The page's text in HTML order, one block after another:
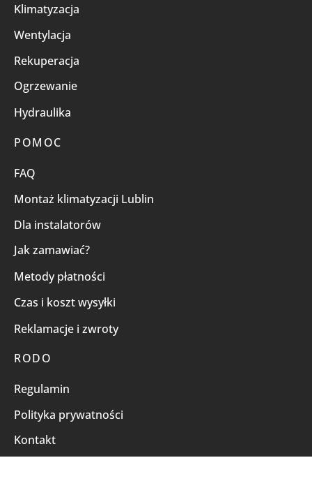
Klimatyzacja
Wentylacja
Rekuperacja
Ogrzewanie
Hydraulika
POMOC
FAQ
Montaż klimatyzacji Lublin
Dla instalatorów
Jak zamawiać?
Metody płatności
Czas i koszt wysyłki
Reklamacje i zwroty
RODO
Regulamin
Polityka prywatności
Kontakt